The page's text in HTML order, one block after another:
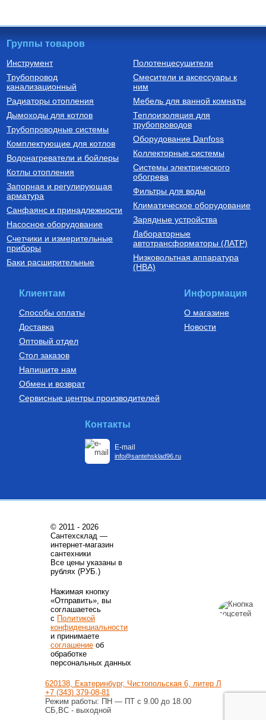
Расширительные баки для
отопления
отопления 18 л VR 18
4 400Руб.
Купить
Котлы электрические
Котел электрический
одноконтурный СКАТ 12 KR
13 (12 кВт) настенный
82 260Руб.
Трубы из сшитого полиэтилена
полиэтилена PE-Xb/EVOH,
13 800Руб.
Купить
Группы товаров
Инструмент
Трубопровод
канализационный
Радиаторы отопления
Дымоходы для котлов
Трубопроводные системы
Комплектующие для котлов
Водонагреватели и бойлеры
Котлы отопления
Запорная и регулирующая
арматура
Санфаянс и принадлежности
Насосное оборудование
Счетчики и измерительные
приборы
Баки расширительные
Полотенцесушители
Смесители и аксессуары к
ним
Мебель для ванной комнаты
Теплоизоляция для
трубопроводов
Оборудование Danfoss
Коллекторные системы
Системы электрического
обогрева
Фильтры для воды
Климатическое оборудование
Зарядные устройства
Лабораторные
автотрансформаторы (ЛАТР)
Низковольтная аппаратура
(НВА)
Клиентам
Способы оплаты
Доставка
Оптовый отдел
Стол заказов
Напишите нам
Обмен и возврат
Сервисные центры производителей
Информация
О магазине
Новости
Контакты
E-mail
info@santehsklad96.ru
© 2011 - 2026
Сантехсклад —
интернет-магазин
сантехники
Все цены указаны в
рублях (РУБ.)
Нажимая кнопку
«Отправить», вы
соглашаетесь
с Политикой
конфиденциальности
и принимаете
соглашениеоб
обработке
персональных данных
620138, Екатеринбург, Чистопольская 6, литер Л
+7 (343) 379-08-81
Режим работы: ПН — ПТ с 9.00 до 18.00
СБ,ВС - выходной